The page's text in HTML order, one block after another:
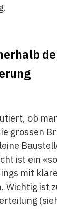
ob
grossen
ist ein
mit
Wichtig ist